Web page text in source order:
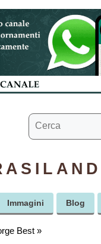
Ricerca
per:
Immagini Blog
Best »